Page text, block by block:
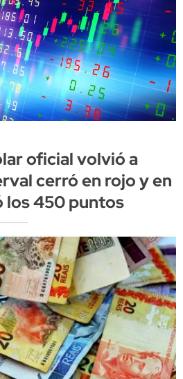
oficial volvió a
cerró en rojo y en
los 450 puntos